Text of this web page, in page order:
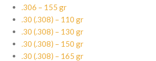
.306 – 155 gr
.30 (.308) – 110 gr
.30 (.308) – 130 gr
.30 (.308) – 150 gr
.30 (.308) – 165 gr